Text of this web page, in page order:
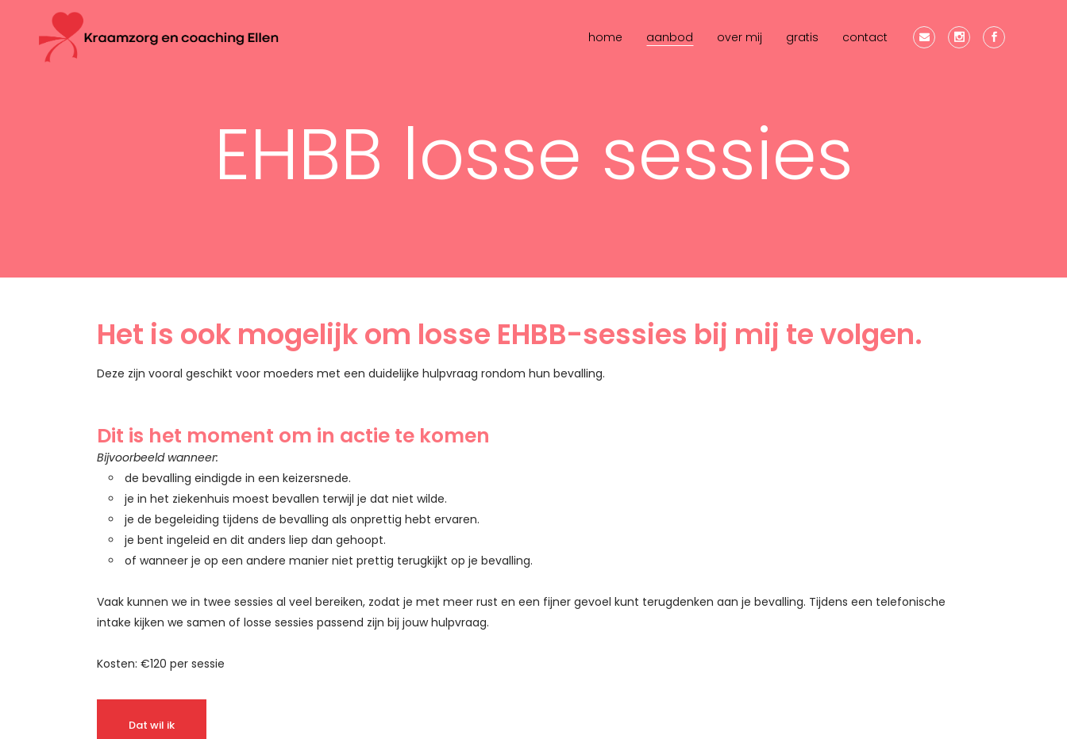
home aanbod over mij gratis contact
EHBB losse sessies
Het is ook mogelijk om losse EHBB-sessies bij mij te volgen.
Deze zijn vooral geschikt voor moeders met een duidelijke hulpvraag rondom hun bevalling.
Dit is het moment om in actie te komen
Bijvoorbeeld wanneer:
de bevalling eindigde in een keizersnede.
je in het ziekenhuis moest bevallen terwijl je dat niet wilde.
je de begeleiding tijdens de bevalling als onprettig hebt ervaren.
je bent ingeleid en dit anders liep dan gehoopt.
of wanneer je op een andere manier niet prettig terugkijkt op je bevalling.
Vaak kunnen we in twee sessies al veel bereiken, zodat je met meer rust en een fijner gevoel kunt terugdenken aan je bevalling. Tijdens een telefonische
intake kijken we samen of losse sessies passend zijn bij jouw hulpvraag.
Kosten: €120 per sessie
Dat wil ik